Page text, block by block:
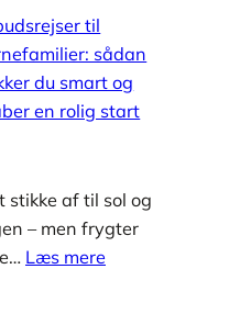
til
sådan
du smart og
en rolig start
stikke af til sol og
– men frygter
Læs mere: